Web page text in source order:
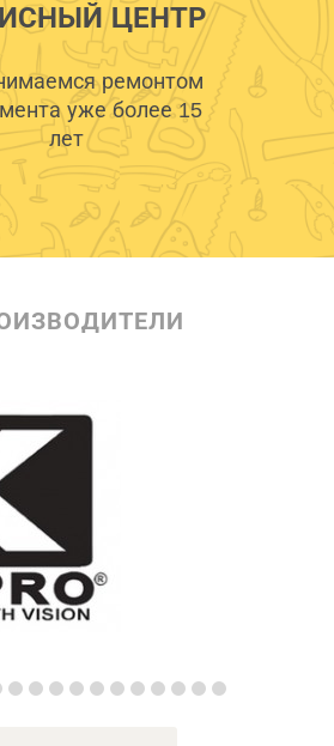
ЦЕНТР
ремонтом
уже более 15
лет